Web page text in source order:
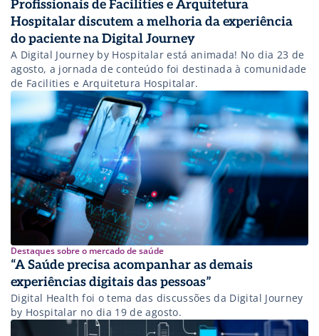
Profissionais de Facilities e Arquitetura
Hospitalar discutem a melhoria da experiência
do paciente na Digital Journey
A Digital Journey by Hospitalar está animada! No dia 23 de
agosto, a jornada de conteúdo foi destinada à comunidade
de Facilities e Arquitetura Hospitalar.
Destaques sobre o mercado de saúde
“A Saúde precisa acompanhar as demais
experiências digitais das pessoas”
Digital Health foi o tema das discussões da Digital Journey
by Hospitalar no dia 19 de agosto.